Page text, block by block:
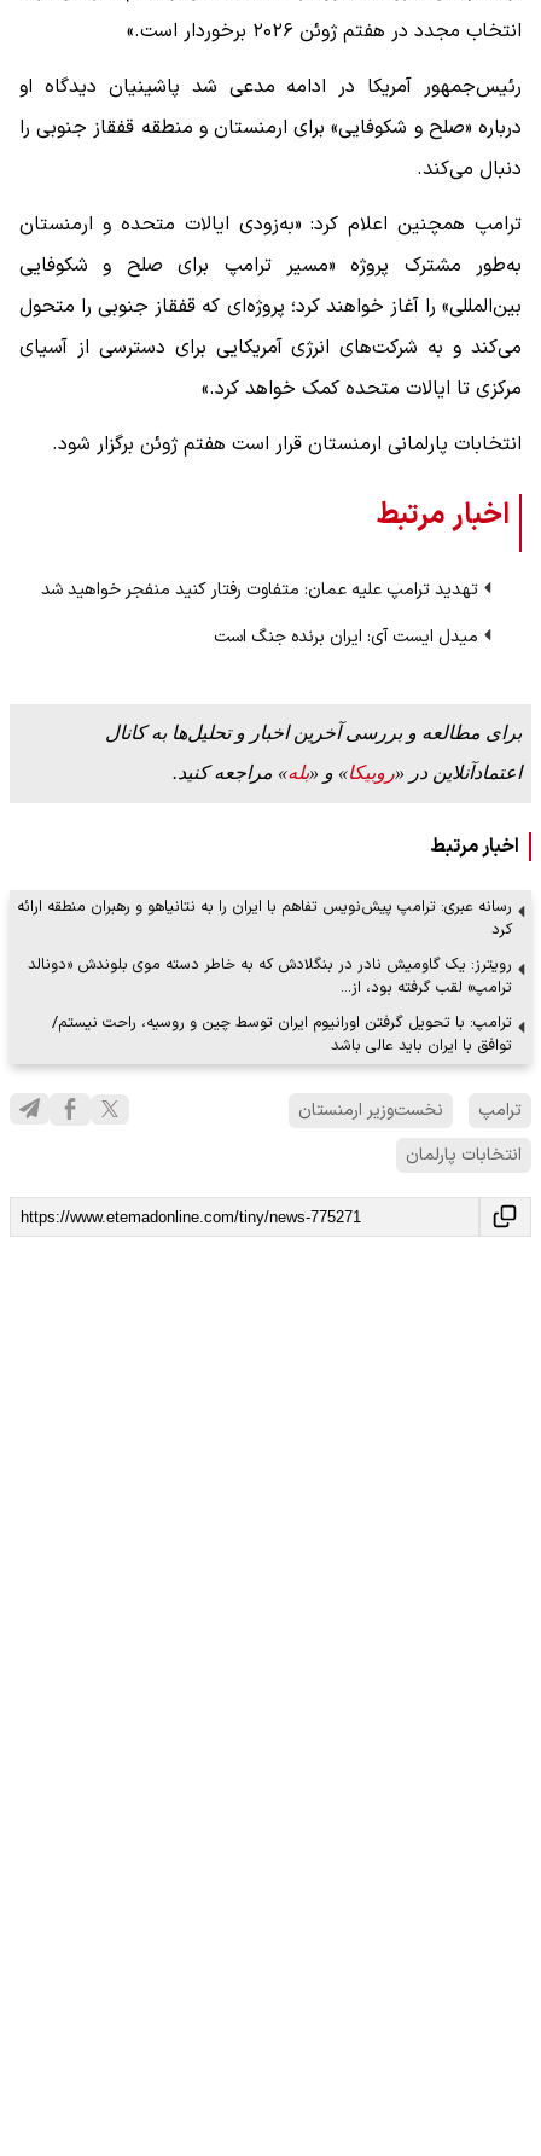
انتخاب مجدد در هفتم ژوئن ۲۰۲۶ برخوردار است.»
رئیس‌جمهور آمریکا در ادامه مدعی شد پاشینیان دیدگاه او
درباره «صلح و شکوفایی» برای ارمنستان و منطقه قفقاز جنوبی را
دنبال می‌کند.
ترامپ همچنین اعلام کرد: «به‌زودی ایالات متحده و ارمنستان
به‌طور مشترک پروژه «مسیر ترامپ برای صلح و شکوفایی
بین‌المللی» را آغاز خواهند کرد؛ پروژه‌ای که قفقاز جنوبی را متحول
می‌کند و به شرکت‌های انرژی آمریکایی برای دسترسی از آسیای
مرکزی تا ایالات متحده کمک خواهد کرد.»
انتخابات پارلمانی ارمنستان قرار است هفتم ژوئن برگزار شود.
اخبار مرتبط
تهدید ترامپ علیه عمان: متفاوت رفتار کنید منفجر خواهید شد
میدل ایست آی: ایران برنده جنگ است
برای مطالعه و بررسی آخرین اخبار و تحلیل‌ها به کانال
اعتمادآنلاین در «روبیکا» و «بله» مراجعه کنید.
اخبار مرتبط
رسانه عبری: ترامپ پیش‌نویس تفاهم با ایران را به نتانیاهو و رهبران منطقه ارائه
کرد
رویترز: یک گاومیش نادر در بنگلادش که به خاطر دسته موی بلوندش «دونالد
ترامپ» لقب گرفته بود، از…
ترامپ: با تحویل گرفتن اورانیوم ایران توسط چین و روسیه، راحت نیستم/
توافق با ایران باید عالی باشد
ترامپ
نخست‌وزیر ارمنستان
انتخابات پارلمان